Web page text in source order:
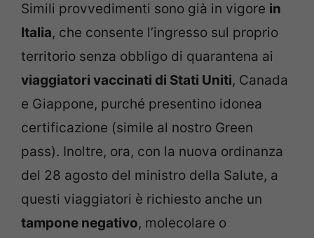
Simili provvedimenti sono già in vigore in
Italia, che consente l’ingresso sul proprio
territorio senza obbligo di quarantena ai
viaggiatori vaccinati di Stati Uniti, Canada
e Giappone, purché presentino idonea
certificazione (simile al nostro Green
pass). Inoltre, ora, con la nuova ordinanza
del 28 agosto del ministro della Salute, a
questi viaggiatori è richiesto anche un
tampone negativo, molecolare o